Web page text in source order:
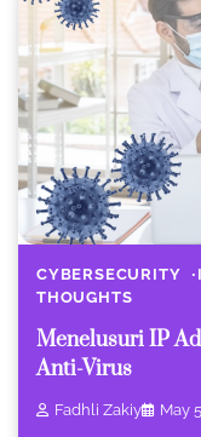
CYBERSECURITY
THOUGHTS
Menelusuri IP
Anti-Virus
Fadhli Zakiy May